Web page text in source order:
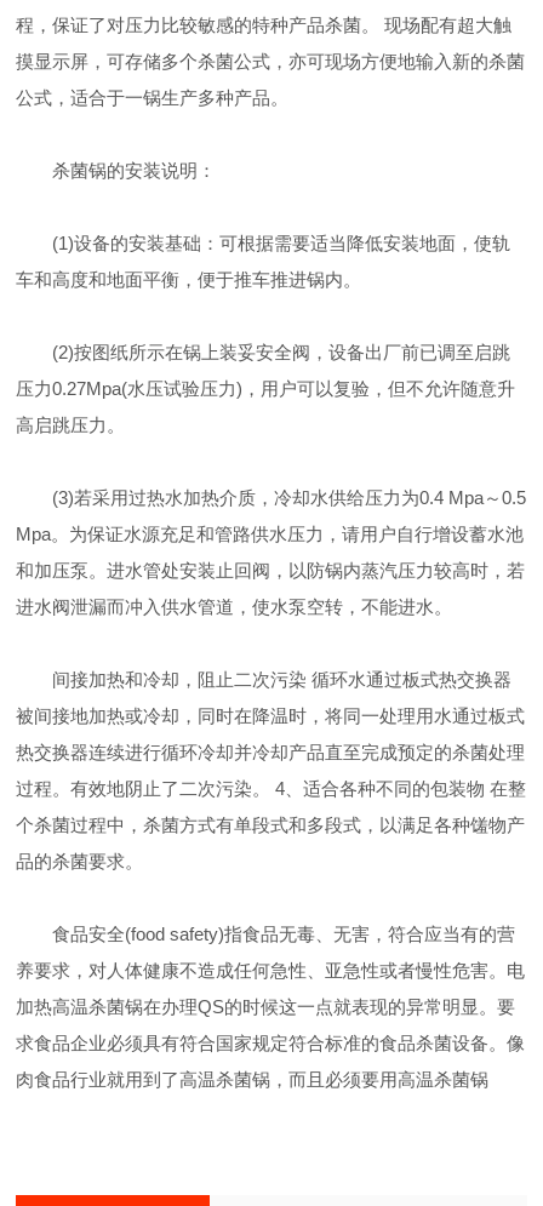
程，保证了对压力比较敏感的特种产品杀菌。 现场配有超大触
摸显示屏，可存储多个杀菌公式，亦可现场方便地输入新的杀菌
公式，适合于一锅生产多种产品。
杀菌锅的安装说明：
(1)设备的安装基础：可根据需要适当降低安装地面，使轨
车和高度和地面平衡，便于推车推进锅内。
(2)按图纸所示在锅上装妥安全阀，设备出厂前已调至启跳
压力0.27Mpa(水压试验压力)，用户可以复验，但不允许随意升
高启跳压力。
(3)若采用过热水加热介质，冷却水供给压力为0.4 Mpa～0.5
Mpa。为保证水源充足和管路供水压力，请用户自行增设蓄水池
和加压泵。进水管处安装止回阀，以防锅内蒸汽压力较高时，若
进水阀泄漏而冲入供水管道，使水泵空转，不能进水。
间接加热和冷却，阻止二次污染 循环水通过板式热交换器
被间接地加热或冷却，同时在降温时，将同一处理用水通过板式
热交换器连续进行循环冷却并冷却产品直至完成预定的杀菌处理
过程。有效地阴止了二次污染。 4、适合各种不同的包装物 在整
个杀菌过程中，杀菌方式有单段式和多段式，以满足各种馐物产
品的杀菌要求。
食品安全(food safety)指食品无毒、无害，符合应当有的营
养要求，对人体健康不造成任何急性、亚急性或者慢性危害。电
加热高温杀菌锅在办理QS的时候这一点就表现的异常明显。要
求食品企业必须具有符合国家规定符合标准的食品杀菌设备。像
肉食品行业就用到了高温杀菌锅，而且必须要用高温杀菌锅